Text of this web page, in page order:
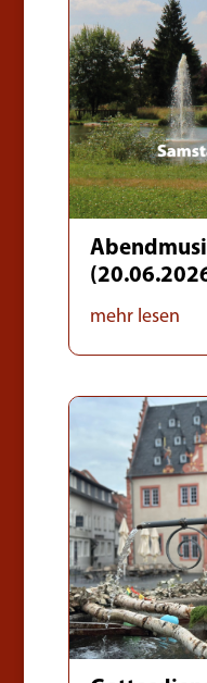
mehr lesen